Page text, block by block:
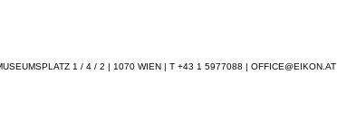
1 / 4 / 2 | 1070 WIEN | T +43 1 5977088 | OFFICE@EIKON.AT